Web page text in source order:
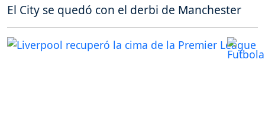
El City se quedó con el derbi de Manchester